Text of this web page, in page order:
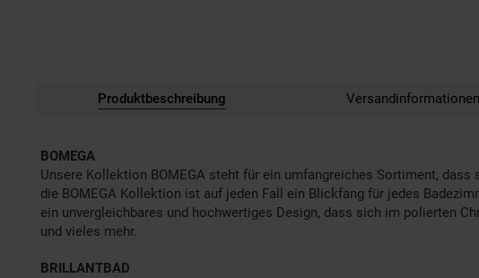
Produktbeschreibung Versandinformationen
BOMEGA
Unsere Kollektion BOMEGA steht für ein umfangreiches Sortiment,
die BOMEGA Kollektion ist auf jeden Fall ein Blickfang für jedes
ein unvergleichbares und hochwertiges Design, dass sich im polierten
und vieles mehr.
BRILLANTBAD